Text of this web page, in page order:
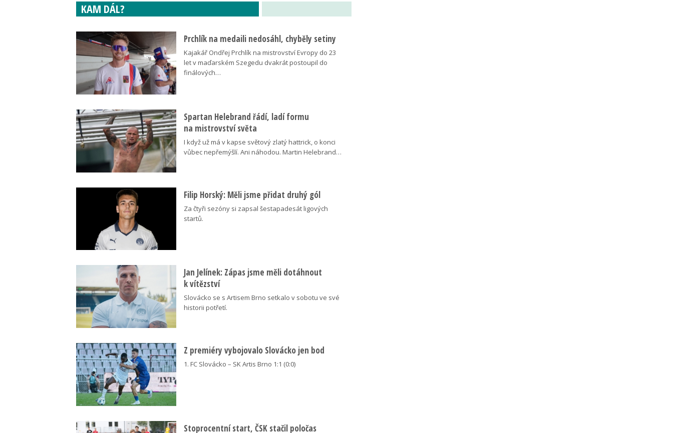
KAM DÁL?
Prchlík na medaili nedosáhl, chyběly setiny
Kajakář Ondřej Prchlík na mistrovství Evropy do 23
let v maďarském Szegedu dvakrát postoupil do
finálových…
Spartan Helebrand řádí, ladí formu
na mistrovství světa
I když už má v kapse světový zlatý hattrick, o konci
vůbec nepřemýšlí. Ani náhodou. Martin Helebrand…
Filip Horský: Měli jsme přidat druhý gól
Za čtyři sezóny si zapsal šestapadesát ligových
startů.
Jan Jelínek: Zápas jsme měli dotáhnout
k vítězství
Slovácko se s Artisem Brno setkalo v sobotu ve své
historii potřetí.
Z premiéry vybojovalo Slovácko jen bod
1. FC Slovácko – SK Artis Brno 1:1 (0:0)
Stoprocentní start, ČSK stačil poločas